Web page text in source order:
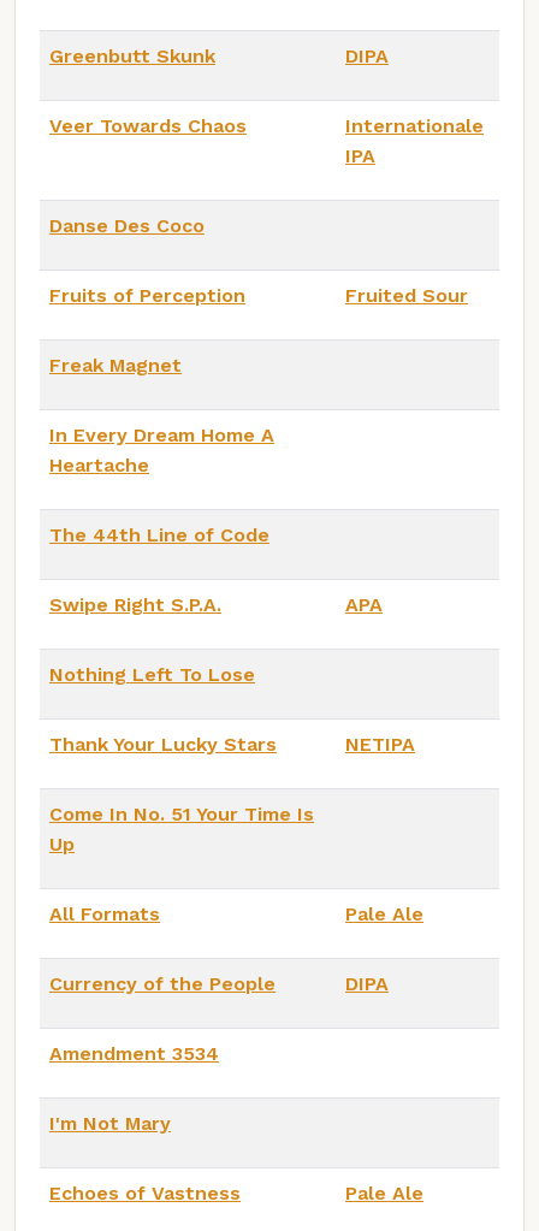
Greenbutt Skunk DIPA
Veer Towards Chaos
Internationale
IPA
Danse Des Coco
Fruits of Perception Fruited Sour
Freak Magnet
In Every Dream Home A
Heartache
The 44th Line of Code
Swipe Right S.P.A. APA
Nothing Left To Lose
Thank Your Lucky Stars NETIPA
Come In No. 51 Your Time Is
Up
All Formats Pale Ale
Currency of the People DIPA
Amendment 3534
I'm Not Mary
Echoes of Vastness Pale Ale